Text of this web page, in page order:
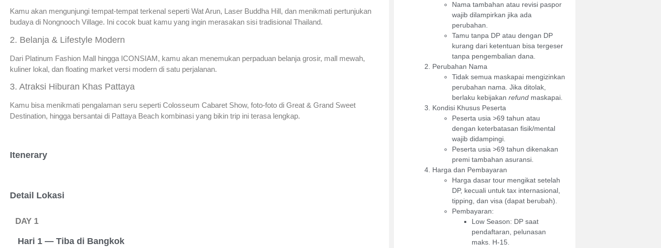
Kamu akan mengunjungi tempat-tempat terkenal seperti Wat Arun, Laser Buddha Hill, dan menikmati pertunjukan
budaya di Nongnooch Village. Ini cocok buat kamu yang ingin merasakan sisi tradisional Thailand.
2. Belanja & Lifestyle Modern
Dari Platinum Fashion Mall hingga ICONSIAM, kamu akan menemukan perpaduan belanja grosir, mall mewah,
kuliner lokal, dan floating market versi modern di satu perjalanan.
3. Atraksi Hiburan Khas Pattaya
Kamu bisa menikmati pengalaman seru seperti Colosseum Cabaret Show, foto-foto di Great & Grand Sweet
Destination, hingga bersantai di Pattaya Beach kombinasi yang bikin trip ini terasa lengkap.
Itenerary
Detail Lokasi
DAY 1
Hari 1 — Tiba di Bangkok
Nama tambahan atau revisi paspor
wajib dilampirkan jika ada
perubahan.
Tamu tanpa DP atau dengan DP
kurang dari ketentuan bisa tergeser
tanpa pengembalian dana.
Perubahan Nama
Tidak semua maskapai mengizinkan
perubahan nama. Jika ditolak,
berlaku kebijakan refundmaskapai.
Kondisi Khusus Peserta
Peserta usia >69 tahun atau
dengan keterbatasan fisik/mental
wajib didampingi.
Peserta usia >69 tahun dikenakan
premi tambahan asuransi.
Harga dan Pembayaran
Harga dasar tour mengikat setelah
DP, kecuali untuk tax internasional,
tipping, dan visa (dapat berubah).
Pembayaran:
Low Season: DP saat
pendaftaran, pelunasan
maks. H-15.